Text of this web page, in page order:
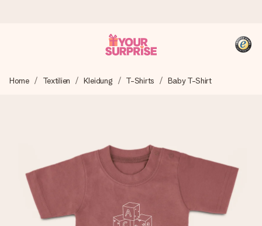
Wir bereiten dein Geschenk sorgfältig vor und schicken es
4,8 (basierend auf +15.000 Bewertungen)
Unsere Geschenke begeistern. Kunden bewerten uns mit
4,8 bei Google Reviews (Gesamtergebnis aller Länder, in
die wir versenden).
Home Textilien Kleidung T-Shirts Baby T-Shirt